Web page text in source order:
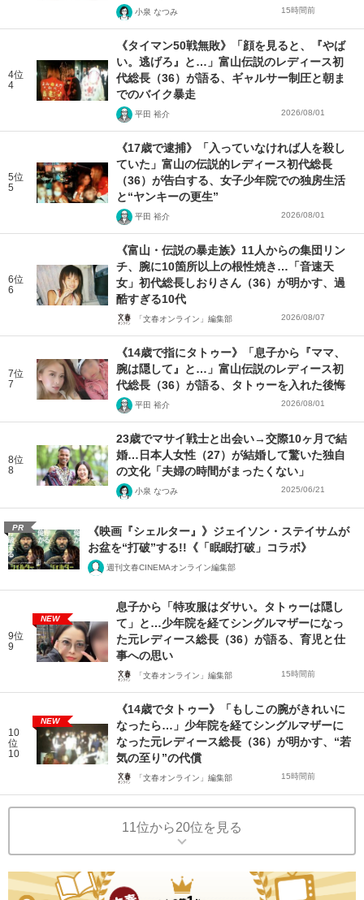
小泉 なつみ 15時間前
4位
4
《タイマン50戦無敗》「顔を見ると、『やば
い。逃げろ』と…」富山伝説のレディース初
代総長（36）が語る、ギャルサー制圧と朝ま
でのバイク暴走
平田 裕介 2026/08/01
5位
5
《17歳で逮捕》「入っていなければ人を殺し
ていた」富山の伝説的レディース初代総長
（36）が告白する、女子少年院での独房生活
と“ヤンキーの更生”
平田 裕介 2026/08/01
6位
6
《富山・伝説の暴走族》11人からの集団リン
チ、腕に10箇所以上の根性焼き…「音速天
女」初代総長しおりさん（36）が明かす、過
酷すぎる10代
「文春オンライン」編集部 2026/08/07
7位
7
《14歳で指にタトゥー》「息子から『ママ、
腕は隠して』と…」富山伝説のレディース初
代総長（36）が語る、タトゥーを入れた後悔
平田 裕介 2026/08/01
8位
8
23歳でマサイ戦士と出会い→交際10ヶ月で結
婚…日本人女性（27）が結婚して驚いた独自
の文化「夫婦の時間がまったくない」
小泉 なつみ 2025/06/21
PR
《映画『シェルター』》ジェイソン・ステイサムが
お盆を“打破”する!!《「眠眠打破」コラボ》
週刊文春CINEMAオンライン編集部
9位
9
NEW
息子から「特攻服はダサい。タトゥーは隠し
て」と…少年院を経てシングルマザーになっ
た元レディース総長（36）が語る、育児と仕
事への思い
「文春オンライン」編集部 15時間前
10
位
10
NEW
《14歳でタトゥー》「もしこの腕がきれいに
なったら…」少年院を経てシングルマザーに
なった元レディース総長（36）が明かす、“若
気の至り”の代償
「文春オンライン」編集部 15時間前
11位から20位を見る